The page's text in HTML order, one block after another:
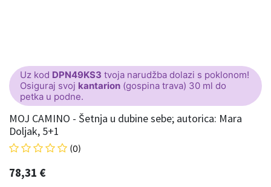
Uz kod DPN49KS3 tvoja narudžba dolazi s poklonom!
Osiguraj svoj kantarion (gospina trava) 30 ml do
petka u podne.
MOJ CAMINO - Šetnja u dubine sebe; autorica: Mara
Doljak, 5+1
(0)
78,31 €